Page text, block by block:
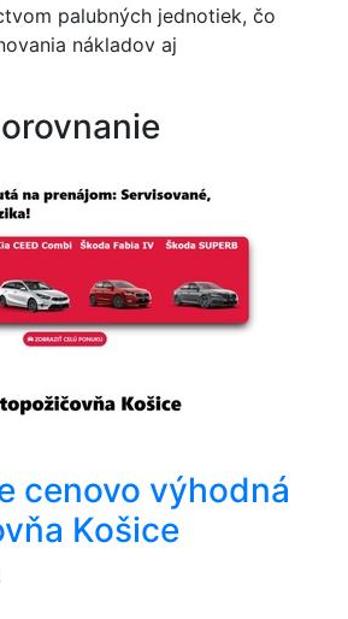
palubných jednotiek, čo
nákladov aj
cenovo výhodná
Košice